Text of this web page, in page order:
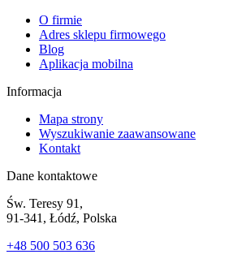
O firmie
Adres sklepu firmowego
Blog
Aplikacja mobilna
Informacja
Mapa strony
Wyszukiwanie zaawansowane
Kontakt
Dane kontaktowe
Św. Teresy 91,
91-341, Łódź, Polska
+48 500 503 636